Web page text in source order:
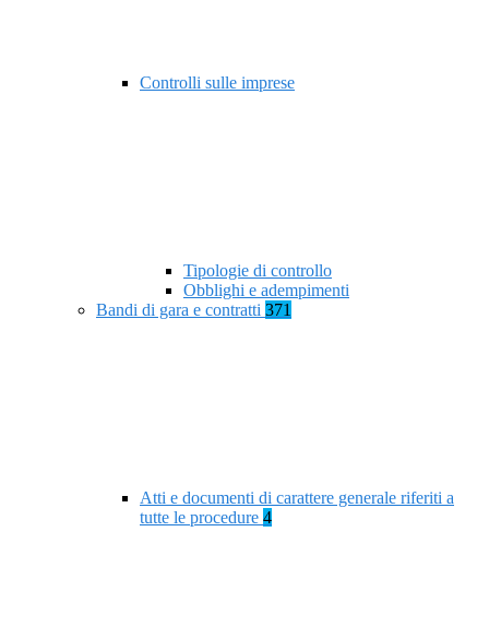
Controlli sulle imprese
Tipologie di controllo
Obblighi e adempimenti
Bandi di gara e contratti 371
Atti e documenti di carattere generale riferiti a
tutte le procedure 4